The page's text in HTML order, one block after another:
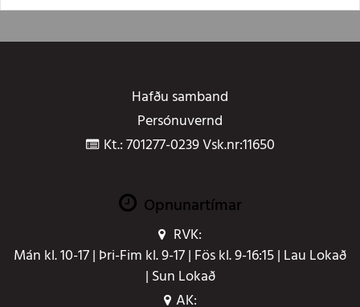
Hafðu samband
Persónuvernd
Kt.: 701277-0239 Vsk.nr:11650
Opnunartímar
RVK:
Mán kl. 10-17 | Þri-Fim kl. 9-17 | Fös kl. 9-16:15 | Lau Lokað
| Sun Lokað
AK: